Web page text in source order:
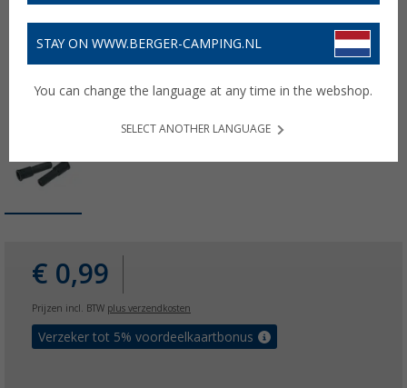
€ 0,99
Prijzen incl. BTW plus verzendkosten
Verzeker tot 5% voordeelkaartbonus
STAY ON WWW.BERGER-CAMPING.NL
You can change the language at any time in the webshop.
SELECT ANOTHER LANGUAGE